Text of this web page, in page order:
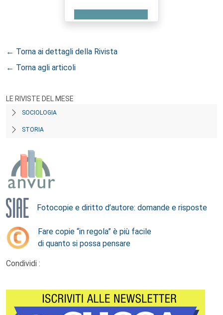
← Torna ai dettagli della Rivista
← Torna agli articoli
LE RIVISTE DEL MESE
SOCIOLOGIA
STORIA
Fotocopie e diritto d’autore: domande e risposte
Fare copie “in regola” è più facile
di quanto si possa pensare
Condividi :